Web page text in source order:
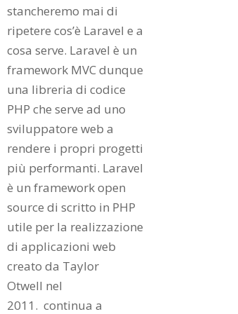
stancheremo mai di
ripetere cos’è Laravel e a
cosa serve. Laravel è un
framework MVC dunque
una libreria di codice
PHP che serve ad uno
sviluppatore web a
rendere i propri progetti
più performanti. Laravel
è un framework open
source di scritto in PHP
utile per la realizzazione
di applicazioni web
creato da Taylor
Otwell nel
2011.continua a